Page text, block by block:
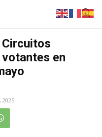
Circuitos
en
2025